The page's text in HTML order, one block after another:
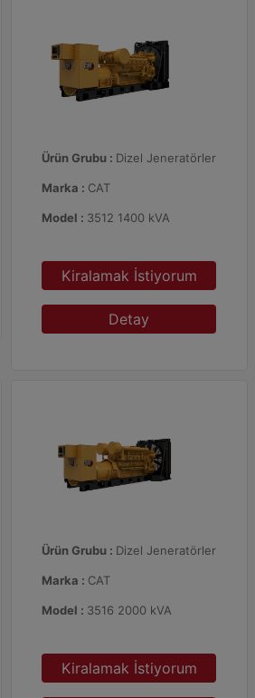
Ürün Grubu : Dizel Jeneratörler
Marka : CAT
Model : 3512 1400 kVA
Kiralamak İstiyorum
Detay
Ürün Grubu : Dizel Jeneratörler
Marka : CAT
Model : 3516 2000 kVA
Kiralamak İstiyorum